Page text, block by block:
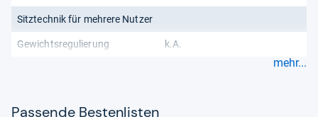
Sitztechnik für mehrere Nutzer
Gewichtsregulierung k.A.
mehr...
Pas­sende Bes­ten­lis­ten